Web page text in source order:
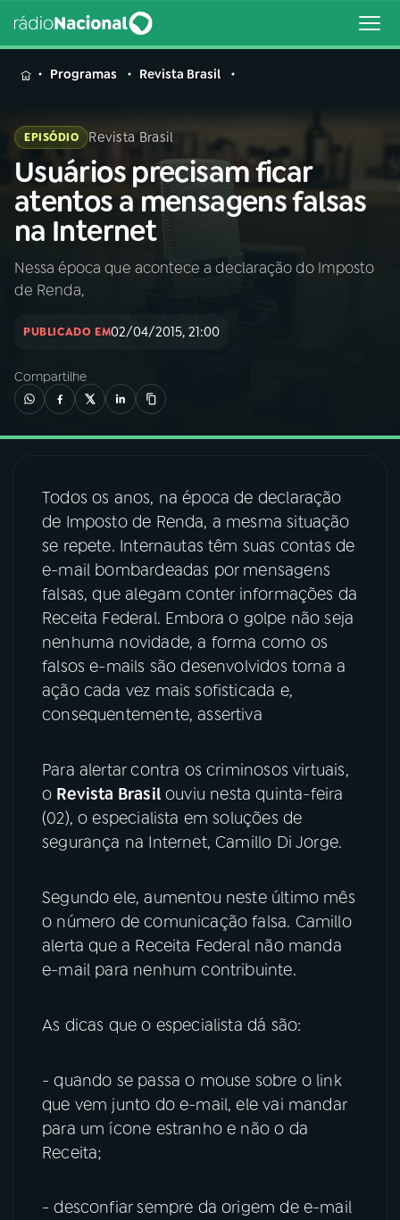
MENU
Buscar
na
Rádio
Nacional
Buscar
AO VIVO
INÍCIO
02A RÁDIO
03PROGRAMAÇÃO
04PROGRAMAS
PODCASTS
06VIDEOCASTS
ACOMPANHE A RÁDIO NACIONAL
Facebook
TikTok
Programas Revista Brasil
EPISÓDIO Revista Brasil
Usuários precisam ficar
atentos a mensagens falsas
na Internet
Nessa época que acontece a declaração do Imposto
de Renda,
PUBLICADO EM02/04/2015, 21:00
Compartilhe
Todos os anos, na época de declaração
de Imposto de Renda, a mesma situação
se repete. Internautas têm suas contas de
e-mail bombardeadas por mensagens
falsas, que alegam conter informações da
Receita Federal. Embora o golpe não seja
nenhuma novidade, a forma como os
falsos e-mails são desenvolvidos torna a
ação cada vez mais sofisticada e,
consequentemente, assertiva
Para alertar contra os criminosos virtuais,
o Revista Brasilouviu nesta quinta-feira
(02), o especialista em soluções de
segurança na Internet, Camillo Di Jorge.
Segundo ele, aumentou neste último mês
o número de comunicação falsa. Camillo
alerta que a Receita Federal não manda
e-mail para nenhum contribuinte.
As dicas que o especialista dá são:
- quando se passa o mouse sobre o link
que vem junto do e-mail, ele vai mandar
para um ícone estranho e não o da
Receita;
- desconfiar sempre da origem de e-mail